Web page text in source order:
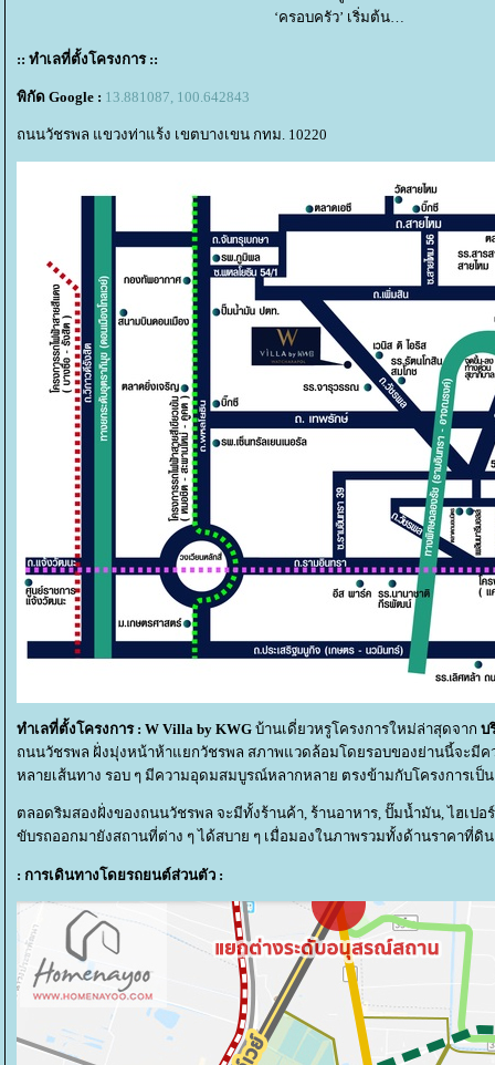
‘ครอบครัว’ เริ่มต้น
:: ทำเลที่ตั้งโครงการ ::
พิกัด Google : 13.881087, 100.642843
ถนนวัชรพล แขวงท่าแร้ง เขตบางเขน กทม. 10220
ทำเลที่ตั้งโครงการ : W Villa by KWG บ้านเดี่ยวหรูโครงการใหม่ล่าสุดจาก บ
ถนนวัชรพล ฝั่งมุ่งหน้าห้าแยกวัชรพล สภาพแวดล้อมโดยรอบของย่านนี้จะมี
หลายเส้นทาง รอบ ๆ มีความอุดมสมบูรณ์หลากหลาย ตรงข้ามกับโครงการเ
ตลอดริมสองฝั่งของถนนวัชรพล จะมีทั้งร้านค้า, ร้านอาหาร, ปั๊มน้ำมัน, ไฮเปอ
ขับรถออกมายังสถานที่ต่าง ๆ ได้สบาย ๆ เมื่อมองในภาพรวมทั้งด้านราคาที่
: การเดินทางโดยรถยนต์ส่วนตัว :